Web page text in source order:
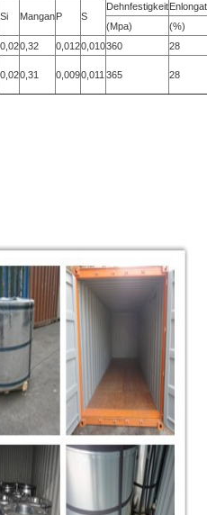
Si ManganP S
Dehnfestigkeit
(Mpa)
(%)
0,020,32 0,0120,010360 28
0,020,31 0,0090,011 365 28